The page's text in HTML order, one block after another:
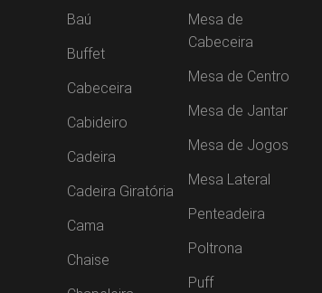
Baú
Buffet
Cabeceira
Cabideiro
Cadeira
Cadeira Giratória
Cama
Chaise
Mesa de
Cabeceira
Mesa de Centro
Mesa de Jantar
Mesa de Jogos
Mesa Lateral
Penteadeira
Poltrona
Puff